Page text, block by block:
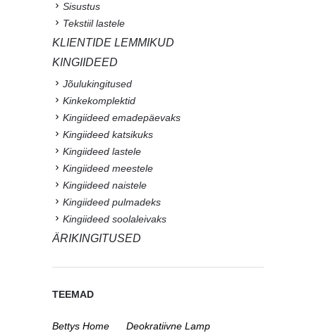
Sisustus
Tekstiil lastele
KLIENTIDE LEMMIKUD
KINGIIDEED
Jõulukingitused
Kinkekomplektid
Kingiideed emadepäevaks
Kingiideed katsikuks
Kingiideed lastele
Kingiideed meestele
Kingiideed naistele
Kingiideed pulmadeks
Kingiideed soolaleivaks
ÄRIKINGITUSED
TEEMAD
Bettys Home
Deokratiivne Lamp